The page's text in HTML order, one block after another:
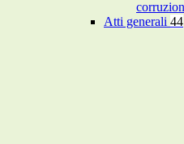
Atti generali 44